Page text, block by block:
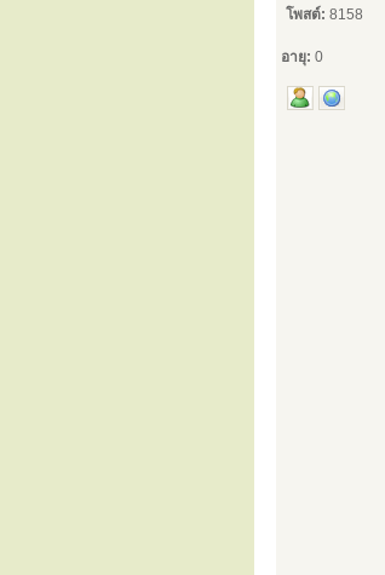
โพสต์: 8158
อายุ: 0